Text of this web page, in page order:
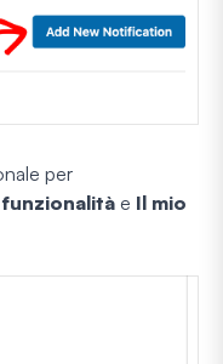
per
e Il mio